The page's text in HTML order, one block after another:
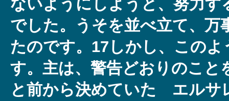
ないようにしようと、努力す
でした。うそを並べ立て、万
たのです。17しかし、この
す。主は、警告どおりのこと
と前から決めていた エルサ